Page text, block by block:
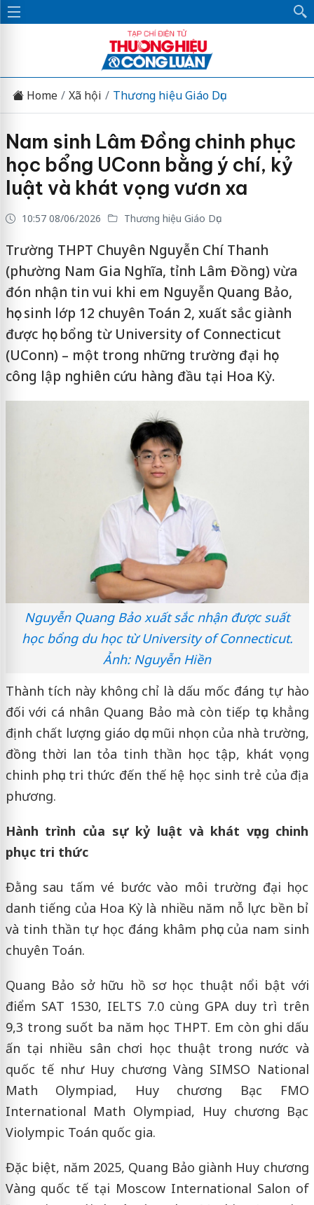
Home Xã hội Thương hiệu Giáo Dục
Nam sinh Lâm Đồng chinh phục
học bổng UConn bằng ý chí, kỷ
luật và khát vọng vươn xa
10:57 08/06/2026 Thương hiệu Giáo Dục
Trường THPT Chuyên Nguyễn Chí Thanh
(phường Nam Gia Nghĩa, tỉnh Lâm Đồng) vừa
đón nhận tin vui khi em Nguyễn Quang Bảo,
học sinh lớp 12 chuyên Toán 2, xuất sắc giành
được học bổng từ University of Connecticut
(UConn) – một trong những trường đại học
công lập nghiên cứu hàng đầu tại Hoa Kỳ.
Nguyễn Quang Bảo xuất sắc nhận được suất
học bổng du học từ University of Connecticut.
Ảnh: Nguyễn Hiền
Thành tích này không chỉ là dấu mốc đáng tự hào
đối với cá nhân Quang Bảo mà còn tiếp tục khẳng
định chất lượng giáo dục mũi nhọn của nhà trường,
đồng thời lan tỏa tinh thần học tập, khát vọng
chinh phục tri thức đến thế hệ học sinh trẻ của địa
phương.
Hành trình của sự kỷ luật và khát vọng chinh
phục tri thức
Đằng sau tấm vé bước vào môi trường đại học
danh tiếng của Hoa Kỳ là nhiều năm nỗ lực bền bỉ
và tinh thần tự học đáng khâm phục của nam sinh
chuyên Toán.
Quang Bảo sở hữu hồ sơ học thuật nổi bật với
điểm SAT 1530, IELTS 7.0 cùng GPA duy trì trên
9,3 trong suốt ba năm học THPT. Em còn ghi dấu
ấn tại nhiều sân chơi học thuật trong nước và
quốc tế như Huy chương Vàng SIMSO National
Math Olympiad, Huy chương Bạc FMO
International Math Olympiad, Huy chương Bạc
Violympic Toán quốc gia.
Đặc biệt, năm 2025, Quang Bảo giành Huy chương
Vàng quốc tế tại Moscow International Salon of